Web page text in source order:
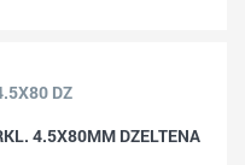
DZ
4.5X80MM DZELTENA